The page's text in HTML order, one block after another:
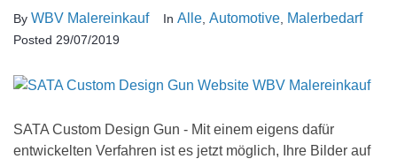
By WBV Malereinkauf In Alle Automotive Malerbedarf
Posted 29/07/2019
SATA Custom Design Gun - Mit einem eigens dafür
entwickelten Verfahren ist es jetzt möglich, Ihre Bilder auf